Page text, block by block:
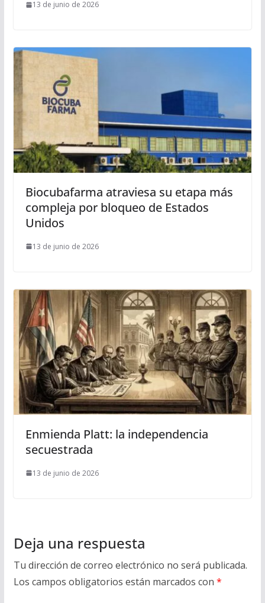
13 de junio de 2026
Biocubafarma atraviesa su etapa más
compleja por bloqueo de Estados
Unidos
13 de junio de 2026
Enmienda Platt: la independencia
secuestrada
13 de junio de 2026
Deja una respuesta
Tu dirección de correo electrónico no será publicada.
Los campos obligatorios están marcados con *